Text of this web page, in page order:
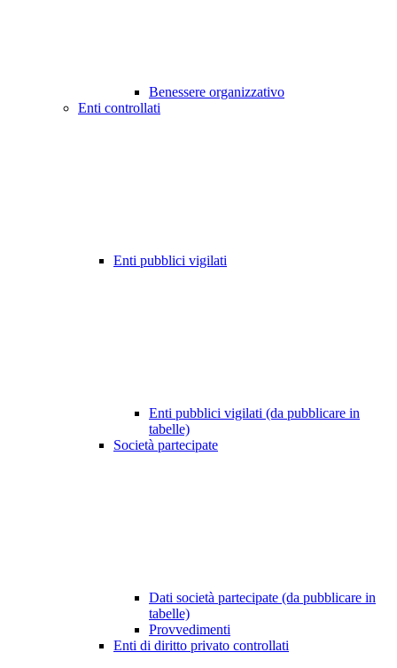
Benessere organizzativo
Enti controllati
Enti pubblici vigilati
Enti pubblici vigilati (da pubblicare in
tabelle)
Società partecipate
Dati società partecipate (da pubblicare in
tabelle)
Provvedimenti
Enti di diritto privato controllati